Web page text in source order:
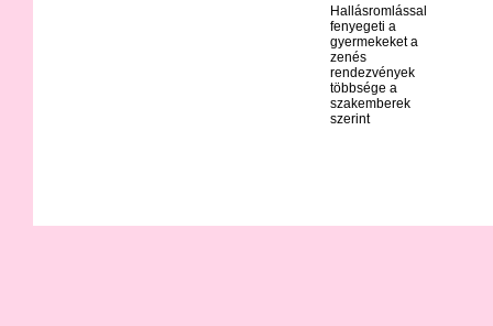
Hallásromlással
fenyegeti a
gyermekeket a
zenés
rendezvények
többsége a
szakemberek
szerint